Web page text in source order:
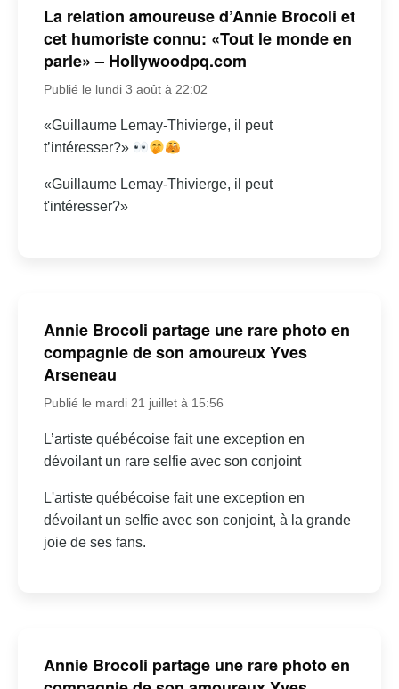
La relation amoureuse d’Annie Brocoli et
cet humoriste connu: «Tout le monde en
parle» – Hollywoodpq.com
Publié le lundi 3 août à 22:02
«Guillaume Lemay-Thivierge, il peut
t’intéresser?»
«Guillaume Lemay-Thivierge, il peut
t'intéresser?»
Annie Brocoli partage une rare photo en
compagnie de son amoureux Yves
Arseneau
Publié le mardi 21 juillet à 15:56
L’artiste québécoise fait une exception en
dévoilant un rare selfie avec son conjoint
L'artiste québécoise fait une exception en
dévoilant un selfie avec son conjoint, à la grande
joie de ses fans.
Annie Brocoli partage une rare photo en